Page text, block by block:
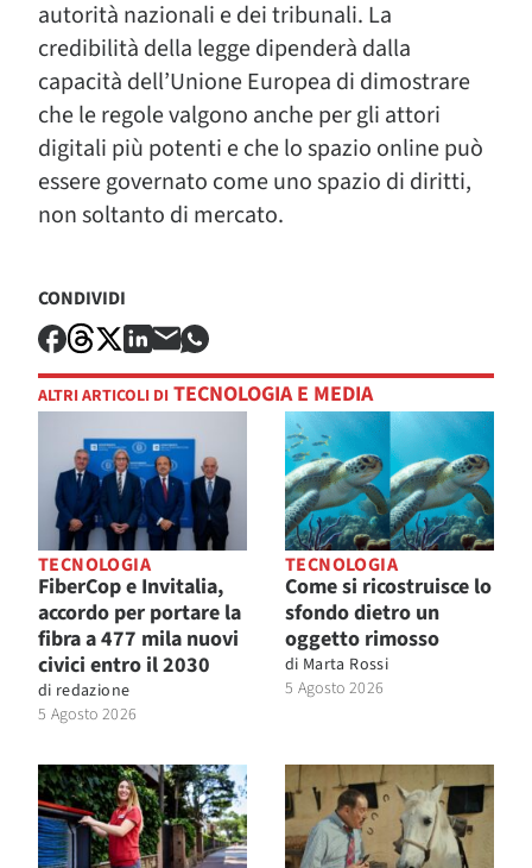
autorità nazionali e dei tribunali. La
credibilità della legge dipenderà dalla
capacità dell’Unione Europea di dimostrare
che le regole valgono anche per gli attori
digitali più potenti e che lo spazio online può
essere governato come uno spazio di diritti,
non soltanto di mercato.
CONDIVIDI
ALTRI ARTICOLI DI TECNOLOGIA E MEDIA
TECNOLOGIA
FiberCop e Invitalia,
accordo per portare la
fibra a 477 mila nuovi
civici entro il 2030
di redazione
5 Agosto 2026
TECNOLOGIA
Come si ricostruisce lo
sfondo dietro un
oggetto rimosso
di Marta Rossi
5 Agosto 2026